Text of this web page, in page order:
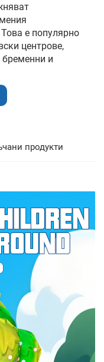
е популярно
центрове,
и
продукти